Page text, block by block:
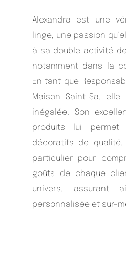
Alexandra est une
linge, une passion
à sa double activité
notamment dans la
En tant que
Maison Saint-Sa,
inégalée. Son
produits lui permet
décoratifs de
particulier pour
goûts de chaque
univers, assurant
personnalisée et sur-